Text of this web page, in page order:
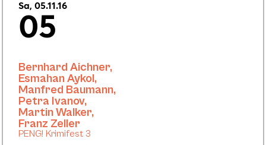
Sa, 05.11.16
05
Bernhard Aichner,
Esmahan Aykol,
Manfred Baumann,
Petra Ivanov,
Martin Walker,
Franz Zeller
PENG! Krimifest 3